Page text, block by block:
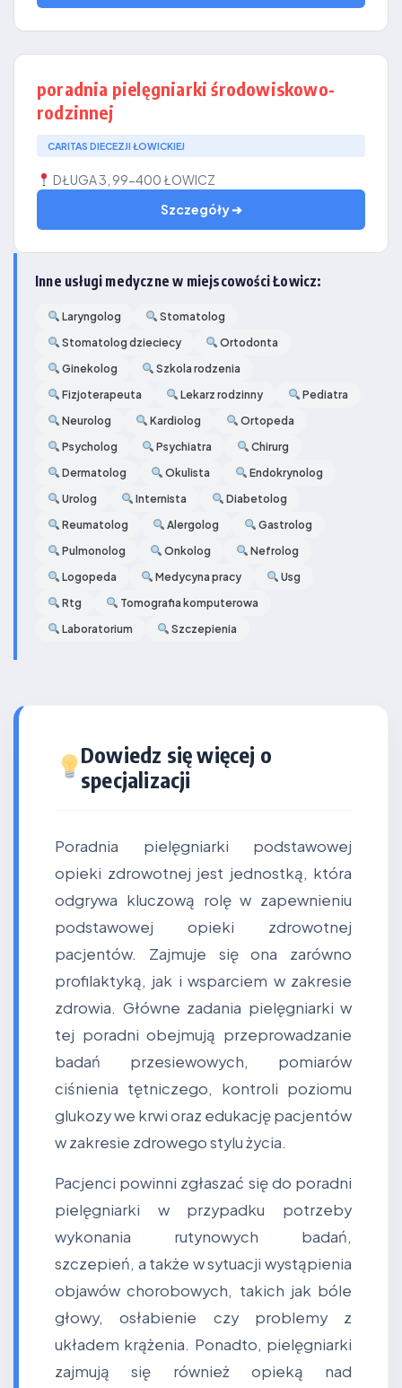
poradnia pielęgniarki środowiskowo-
rodzinnej
CARITAS DIECEZJI ŁOWICKIEJ
DŁUGA 3, 99-400 ŁOWICZ
Szczegóły ➔
Inne usługi medyczne w miejscowości Łowicz:
Laryngolog
Stomatolog
Stomatolog dzieciecy
Ortodonta
Ginekolog
Szkola rodzenia
Fizjoterapeuta
Lekarz rodzinny
Pediatra
Neurolog
Kardiolog
Ortopeda
Psycholog
Psychiatra
Chirurg
Dermatolog
Okulista
Endokrynolog
Urolog
Internista
Diabetolog
Reumatolog
Alergolog
Gastrolog
Pulmonolog
Onkolog
Nefrolog
Logopeda
Medycyna pracy
Usg
Rtg
Tomografia komputerowa
Laboratorium
Szczepienia
Dowiedz się więcej o
specjalizacji
Poradnia pielęgniarki podstawowej
opieki zdrowotnej jest jednostką, która
odgrywa kluczową rolę w zapewnieniu
podstawowej opieki zdrowotnej
pacjentów. Zajmuje się ona zarówno
profilaktyką, jak i wsparciem w zakresie
zdrowia. Główne zadania pielęgniarki w
tej poradni obejmują przeprowadzanie
badań przesiewowych, pomiarów
ciśnienia tętniczego, kontroli poziomu
glukozy we krwi oraz edukację pacjentów
w zakresie zdrowego stylu życia.
Pacjenci powinni zgłaszać się do poradni
pielęgniarki w przypadku potrzeby
wykonania rutynowych badań,
szczepień, a także w sytuacji wystąpienia
objawów chorobowych, takich jak bóle
głowy, osłabienie czy problemy z
układem krążenia. Ponadto, pielęgniarki
zajmują się również opieką nad